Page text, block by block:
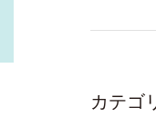
カテゴ